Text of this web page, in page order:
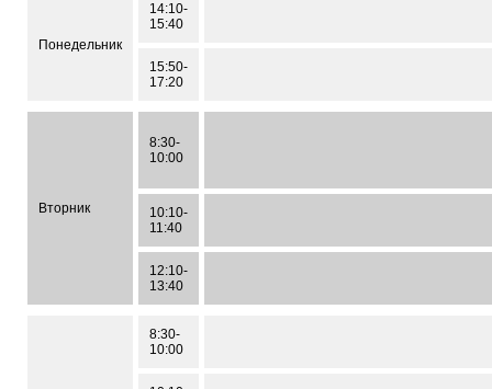
Понедельник
14:10-
15:40
15:50-
17:20
Вторник
8:30-
10:00
10:10-
11:40
12:10-
13:40
8:30-
10:00